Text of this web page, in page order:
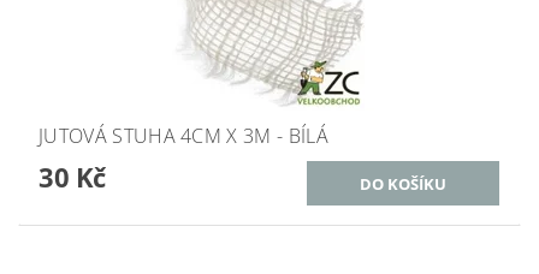
JUTOVÁ STUHA 4CM X 3M - BÍLÁ
30 Kč